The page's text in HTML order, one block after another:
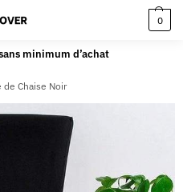
0
minimum d’achat
de Chaise Noir